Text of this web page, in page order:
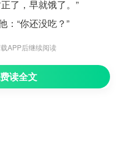
了，早就饿了。”
：“你还没吃？”
坐好，将她散乱了的头发
什么地步就做到什么地
APP后继续阅读
读全文